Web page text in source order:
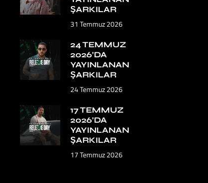
ŞARKILAR
31 Temmuz 2026
24 TEMMUZ
2026’DA
YAYINLANAN
ŞARKILAR
24 Temmuz 2026
17 TEMMUZ
2026’DA
YAYINLANAN
ŞARKILAR
17 Temmuz 2026